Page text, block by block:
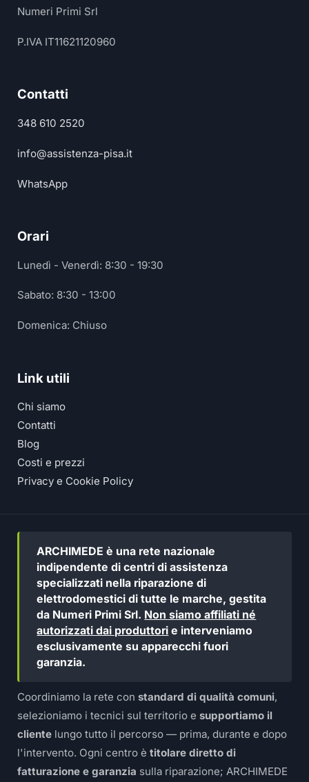
Numeri Primi Srl
P.IVA IT11621120960
Contatti
348 610 2520
info@assistenza-pisa.it
WhatsApp
Orari
Lunedì - Venerdì: 8:30 - 19:30
Sabato: 8:30 - 13:00
Domenica: Chiuso
Link utili
Chi siamo
Contatti
Blog
Costi e prezzi
Privacy e Cookie Policy
ARCHIMEDE è una rete nazionale
indipendente di centri di assistenza
specializzati nella riparazione di
elettrodomestici di tutte le marche, gestita
da Numeri Primi Srl. Non siamo affiliati né
autorizzati dai produttori e interveniamo
esclusivamente su apparecchi fuori
garanzia.
Coordiniamo la rete constandard di qualità comuni,
selezioniamo i tecnici sul territorio esupportiamo il
cliente lungo tutto il percorso — prima, durante e dopo
l'intervento. Ogni centro ètitolare diretto di
fatturazione e garanzia sulla riparazione; ARCHIMEDE